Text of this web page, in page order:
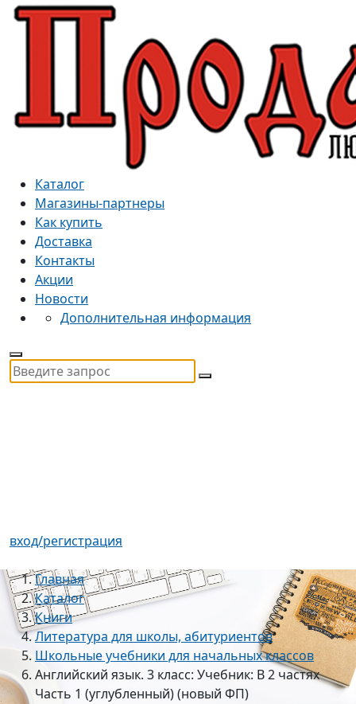
Каталог
Магазины-партнеры
Как купить
Доставка
Контакты
Акции
Новости
Дополнительная информация
вход/регистрация
Главная
Каталог
Книги
Литература для школы, абитуриентов
Школьные учебники для начальных классов
Английский язык. 3 класс: Учебник: В 2 частях
Часть 1 (углубленный) (новый ФП)